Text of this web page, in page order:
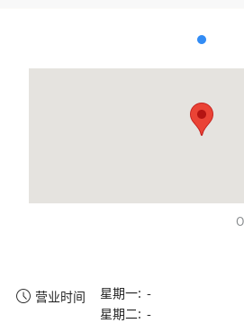
营业时间
星期一: -
星期二: -